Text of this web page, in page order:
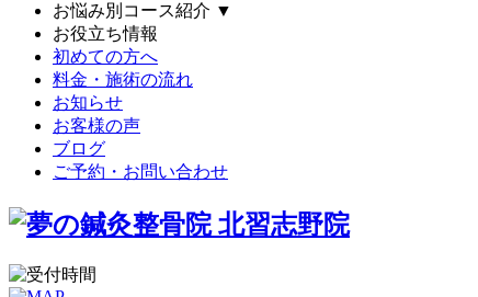
お悩み別コース紹介 ▼
お役立ち情報
初めての方へ
料金・施術の流れ
お知らせ
お客様の声
ブログ
ご予約・お問い合わせ